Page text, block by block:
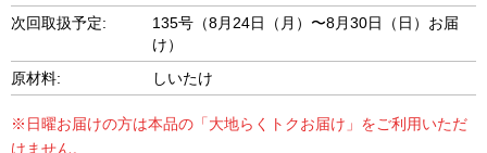
次回取扱予定:
135号（8月24日（月）〜8月30日（日）お届
け）
原材料:
しいたけ
※日曜お届けの方は本品の「大地らくトクお届け」をご利用いただ
けません。